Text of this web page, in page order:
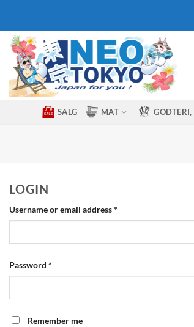
content
SALG MAT
LOGIN
Username or email address*
Password *
Remember me